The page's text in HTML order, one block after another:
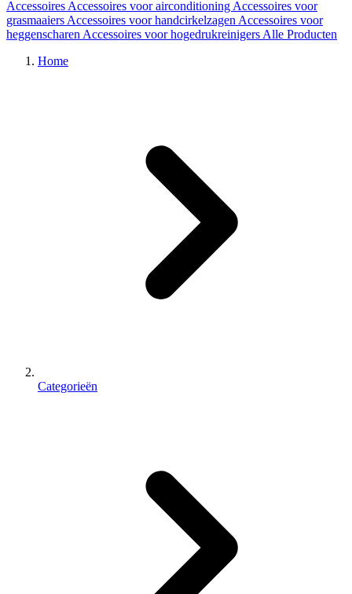
Accessoires Accessoires voor airconditioning Accessoires voor
grasmaaiers Accessoires voor handcirkelzagen Accessoires voor
heggenscharen Accessoires voor hogedrukreinigers Alle Producten
Home
Categorieën